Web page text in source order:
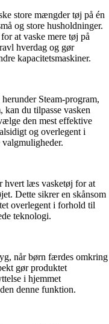
store mængder tøj på én
og store husholdninger.
at vaske mere tøj på
hverdag og gør
kapacitetsmaskiner.
Steam-program,
kan du tilpasse vasken
den mest effektive
og overlegent i
hvert læs vasketøj for at
Dette sikrer en skånsom
overlegent i forhold til
teknologi.
når børn færdes omkring
gør produktet
i hjemmet
denne funktion.